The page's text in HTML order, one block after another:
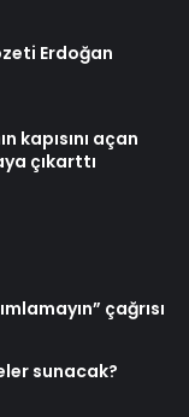
Erdoğan
kapısını açan
çıkarttı
çağrısı
sunacak?